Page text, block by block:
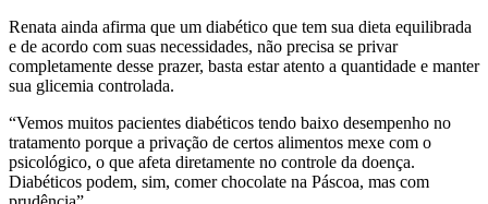
Renata ainda afirma que um diabético que tem sua dieta equilibrada
e de acordo com suas necessidades, não precisa se privar
completamente desse prazer, basta estar atento a quantidade e manter
sua glicemia controlada.
“Vemos muitos pacientes diabéticos tendo baixo desempenho no
tratamento porque a privação de certos alimentos mexe com o
psicológico, o que afeta diretamente no controle da doença.
Diabéticos podem, sim, comer chocolate na Páscoa, mas com